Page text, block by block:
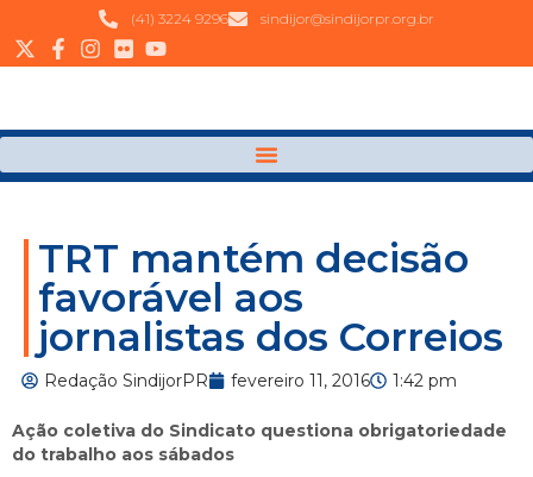
(41) 3224 9296 sindijor@sindijorpr.org.br
TRT mantém decisão
favorável aos
jornalistas dos Correios
Redação SindijorPR fevereiro 11, 2016 1:42 pm
Ação coletiva do Sindicato questiona obrigatoriedade
do trabalho aos sábados